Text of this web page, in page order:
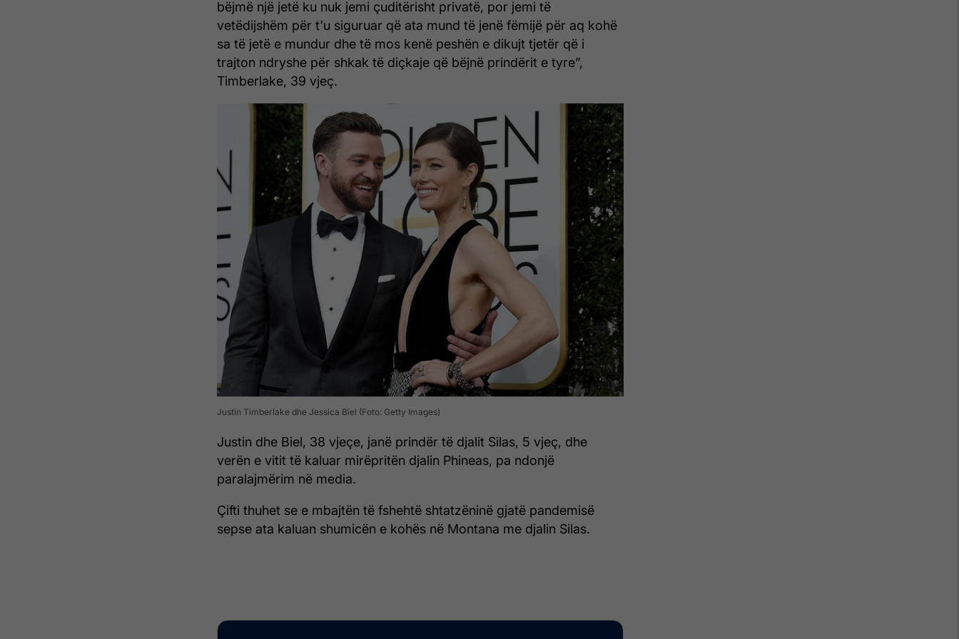
bëjmë një jetë ku nuk jemi çuditërisht privatë, por jemi të
vetëdijshëm për t'u siguruar që ata mund të jenë fëmijë për aq kohë
sa të jetë e mundur dhe të mos kenë peshën e dikujt tjetër që i
trajton ndryshe për shkak të diçkaje që bëjnë prindërit e tyre”,
Timberlake, 39 vjeç.
Justin Timberlake dhe Jessica Biel (Foto: Getty Images)
Justin dhe Biel, 38 vjeçe, janë prindër të djalit Silas, 5 vjeç, dhe
verën e vitit të kaluar mirëpritën djalin Phineas, pa ndonjë
paralajmërim në media.
Çifti thuhet se e mbajtën të fshehtë shtatzëninë gjatë pandemisë
sepse ata kaluan shumicën e kohës në Montana me djalin Silas.